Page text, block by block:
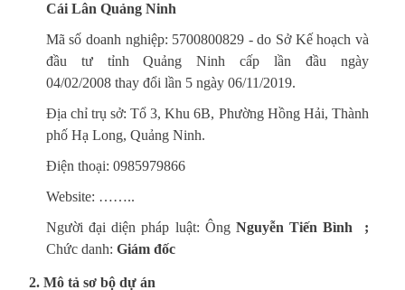
Cái Lân Quảng Ninh
Mã số doanh nghiệp: 5700800829 - do Sở Kế hoạch và
đầu tư tỉnh Quảng Ninh cấp lần đầu ngày
04/02/2008 thay đổi lần 5 ngày 06/11/2019.
Địa chỉ trụ sở: Tổ 3, Khu 6B, Phường Hồng Hải, Thành
phố Hạ Long, Quảng Ninh.
Điện thoại: 0985979866
Website: ……..
Người đại diện pháp luật: Ông Nguyễn Tiến Bình
;
Chức danh: Giám đốc
2. Mô tả sơ bộ dự án